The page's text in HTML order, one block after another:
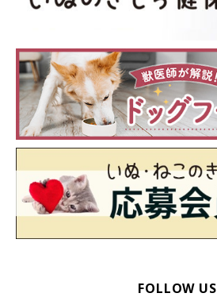
FOLLOW US